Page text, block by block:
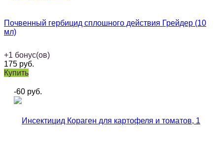
Почвенный гербицид сплошного действия Грейдер (10
мл)
+1 бонус(ов)
175 руб.
Купить
-60 руб.